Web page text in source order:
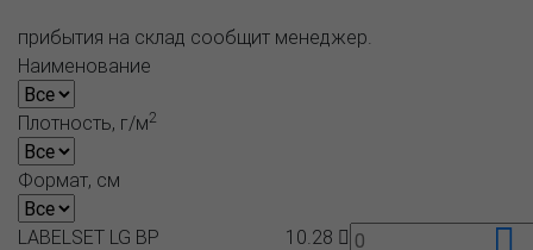
прибытия на склад сообщит менеджер.
Наименование
Плотность, г/м2
Формат, см
LABELSET LG BP 10.28